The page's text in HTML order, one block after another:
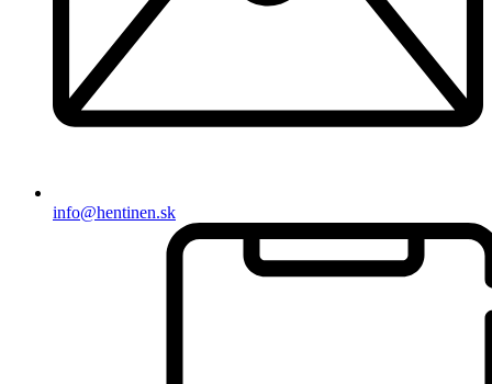
info@hentinen.sk